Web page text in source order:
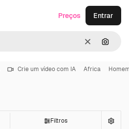
Limpar
Preços Entrar
Crie um vídeo com IA Africa
Filtros